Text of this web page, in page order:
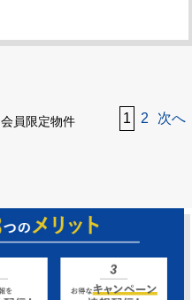
会員限定物件 1 2 次へ